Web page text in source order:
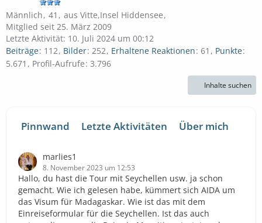
Männlich 41
aus Vitte,Insel Hiddensee
Mitglied seit 25. März 2009
Letzte Aktivität: 10. Juli 2024 um 00:12
Beiträge 112 Bilder 252 Erhaltene Reaktionen 61
Punkte
5.671
Profil-Aufrufe 3.796
Inhalte suchen
Pinnwand Letzte Aktivitäten Über mich
marlies1
8. November 2023 um 12:53
Hallo, du hast die Tour mit Seychellen usw. ja schon
gemacht. Wie ich gelesen habe, kümmert sich AIDA um
das Visum für Madagaskar. Wie ist das mit dem
Einreiseformular für die Seychellen. Ist das auch